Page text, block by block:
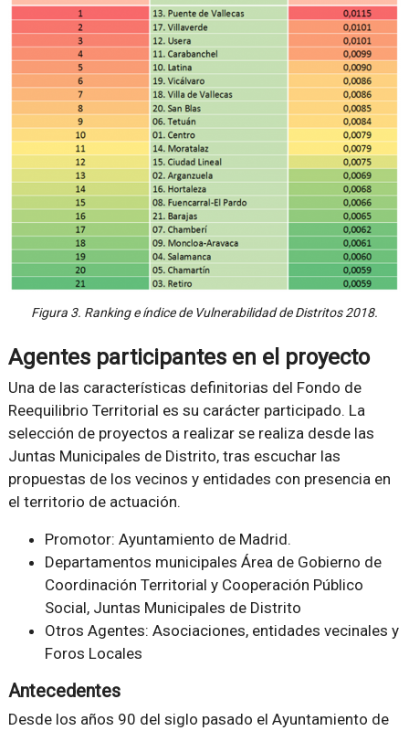
Figura 3. Ranking e índice de Vulnerabilidad de Distritos 2018.
Agentes participantes en el proyecto
Una de las características definitorias del Fondo de
Reequilibrio Territorial es su carácter participado. La
selección de proyectos a realizar se realiza desde las
Juntas Municipales de Distrito, tras escuchar las
propuestas de los vecinos y entidades con presencia en
el territorio de actuación.
Promotor: Ayuntamiento de Madrid.
Departamentos municipales Área de Gobierno de
Coordinación Territorial y Cooperación Público
Social, Juntas Municipales de Distrito
Otros Agentes: Asociaciones, entidades vecinales y
Foros Locales
Antecedentes
Desde los años 90 del siglo pasado el Ayuntamiento de